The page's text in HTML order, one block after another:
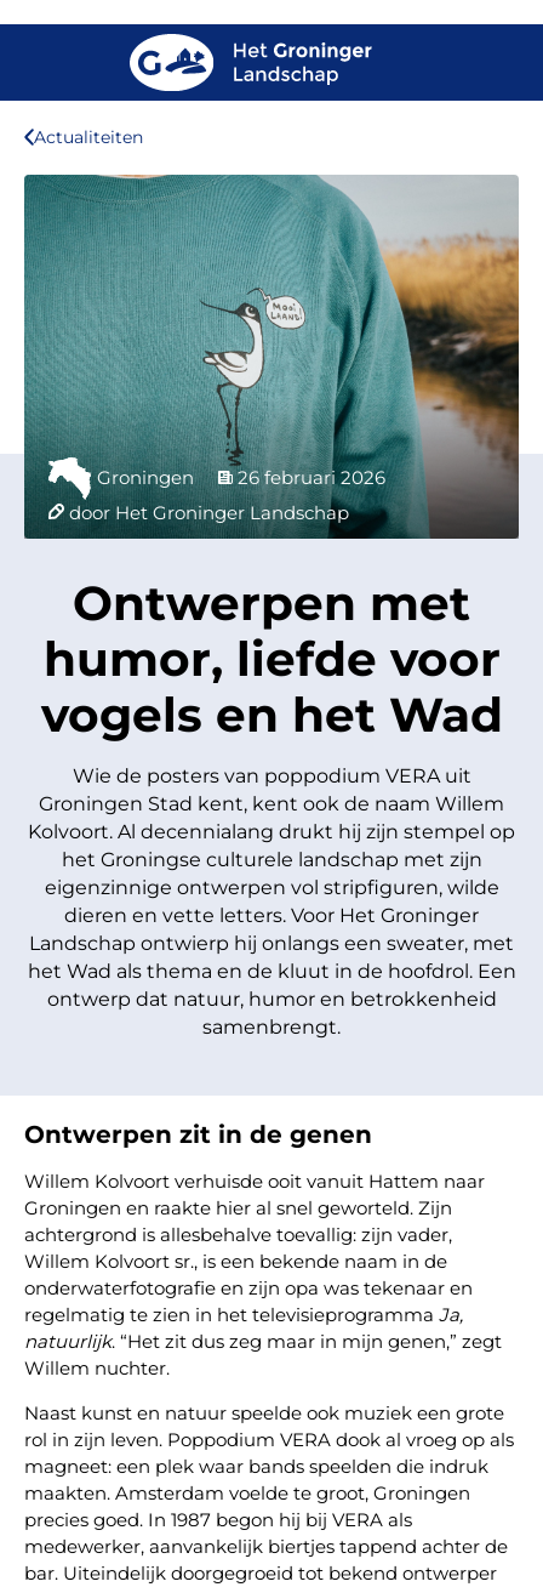
Actualiteiten
Groningen
26 februari 2026
door Het Groninger Landschap
Ontwerpen met
humor, liefde voor
vogels en het Wad
Wie de posters van poppodium VERA uit
Groningen Stad kent, kent ook de naam Willem
Kolvoort. Al decennialang drukt hij zijn stempel op
het Groningse culturele landschap met zijn
eigenzinnige ontwerpen vol stripfiguren, wilde
dieren en vette letters. Voor Het Groninger
Landschap ontwierp hij onlangs een sweater, met
het Wad als thema en de kluut in de hoofdrol. Een
ontwerp dat natuur, humor en betrokkenheid
samenbrengt.
Ontwerpen zit in de genen
Willem Kolvoort verhuisde ooit vanuit Hattem naar
Groningen en raakte hier al snel geworteld. Zijn
achtergrond is allesbehalve toevallig: zijn vader,
Willem Kolvoort sr., is een bekende naam in de
onderwaterfotografie en zijn opa was tekenaar en
regelmatig te zien in het televisieprogramma Ja,
natuurlijk. “Het zit dus zeg maar in mijn genen,” zegt
Willem nuchter.
Naast kunst en natuur speelde ook muziek een grote
rol in zijn leven. Poppodium VERA dook al vroeg op als
magneet: een plek waar bands speelden die indruk
maakten. Amsterdam voelde te groot, Groningen
precies goed. In 1987 begon hij bij VERA als
medewerker, aanvankelijk biertjes tappend achter de
bar. Uiteindelijk doorgegroeid tot bekend ontwerper